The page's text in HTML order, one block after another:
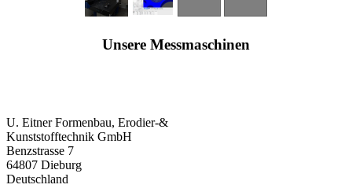
Unsere Messmaschinen
U. Eitner Formenbau, Erodier-&
Kunststofftechnik GmbH
Benzstrasse 7
64807 Dieburg
Deutschland